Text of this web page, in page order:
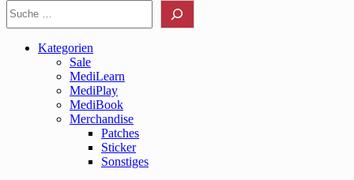
Kategorien
Sale
MediLearn
MediPlay
MediBook
Merchandise
Patches
Sticker
Sonstiges